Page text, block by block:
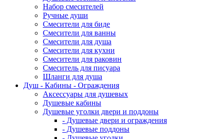
Набор смесителей
Ручные души
Смесители для биде
Смесители для ванны
Смесители для душа
Смесители для кухни
Смесители для раковин
Смеситель для писуара
Шланги для душа
Душ - Кабины - Ограждения
Аксессуары для душевых
Душевые кабины
Душевые уголки двери и поддоны
- Душевые двери и ограждения
- Душевые поддоны